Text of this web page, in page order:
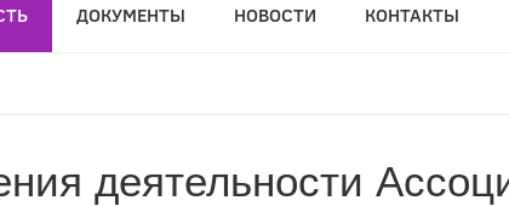
ДОКУМЕНТЫ НОВОСТИ КОНТАКТЫ
деятельности